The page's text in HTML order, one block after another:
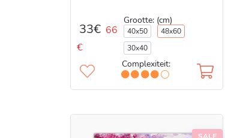
33€ 66
€
Grootte: (cm)
40x50
48x60
30x40
Complexiteit: